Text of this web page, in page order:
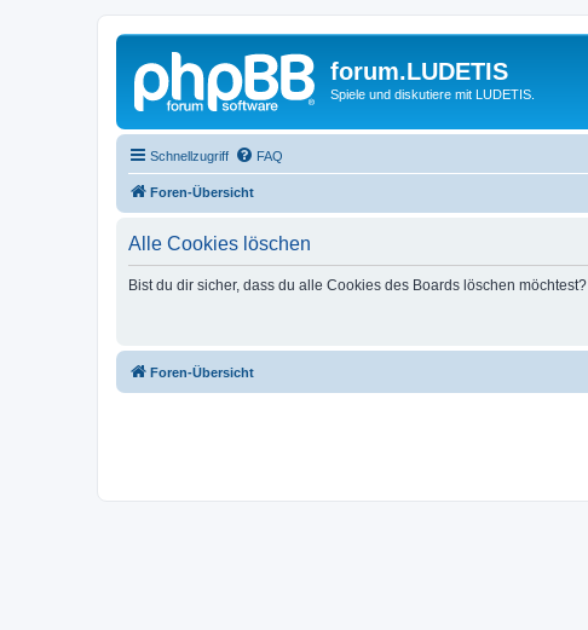
forum.LUDETIS
Spiele und diskutiere mit LUDETIS.
Schnellzugriff FAQ
Foren-Übersicht
Alle Cookies löschen
Bist du dir sicher, dass du alle Cookies des Boards löschen möchtest?
Foren-Übersicht